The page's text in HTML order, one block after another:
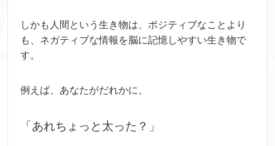
しかも人間という生き物は、ポジティブなことより
も、ネガティブな情報を脳に記憶しやすい生き物で
す。
例えば、あなたがだれかに、
「あれちょっと太った？」